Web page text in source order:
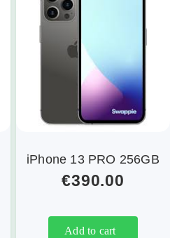
iPhone 13 PRO 256GB
€390.00
Add to cart